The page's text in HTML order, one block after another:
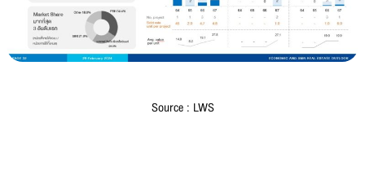
Source : LWS